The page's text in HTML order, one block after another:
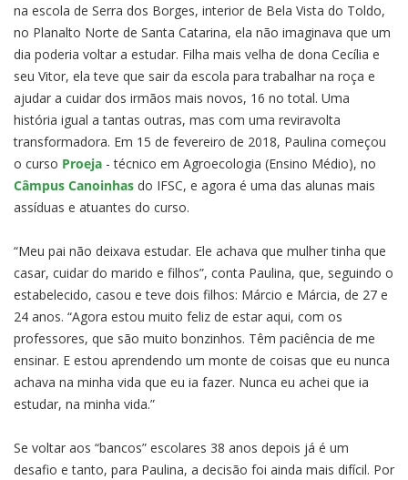
na escola de Serra dos Borges, interior de Bela Vista do Toldo,
no Planalto Norte de Santa Catarina, ela não imaginava que um
dia poderia voltar a estudar. Filha mais velha de dona Cecília e
seu Vitor, ela teve que sair da escola para trabalhar na roça e
ajudar a cuidar dos irmãos mais novos, 16 no total. Uma
história igual a tantas outras, mas com uma reviravolta
transformadora. Em 15 de fevereiro de 2018, Paulina começou
o curso Proeja - técnico em Agroecologia (Ensino Médio), no
Câmpus Canoinhas do IFSC, e agora é uma das alunas mais
assíduas e atuantes do curso.
“Meu pai não deixava estudar. Ele achava que mulher tinha que
casar, cuidar do marido e filhos”, conta Paulina, que, seguindo o
estabelecido, casou e teve dois filhos: Márcio e Márcia, de 27 e
24 anos. “Agora estou muito feliz de estar aqui, com os
professores, que são muito bonzinhos. Têm paciência de me
ensinar. E estou aprendendo um monte de coisas que eu nunca
achava na minha vida que eu ia fazer. Nunca eu achei que ia
estudar, na minha vida.”
Se voltar aos “bancos” escolares 38 anos depois já é um
desafio e tanto, para Paulina, a decisão foi ainda mais difícil. Por